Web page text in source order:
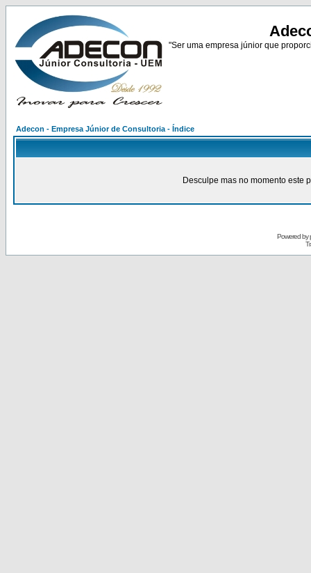
"Ser uma empresa júnior que
Adecon - Empresa Júnior de Consultoria - Índice
Desculpe mas no momento este
Powered by